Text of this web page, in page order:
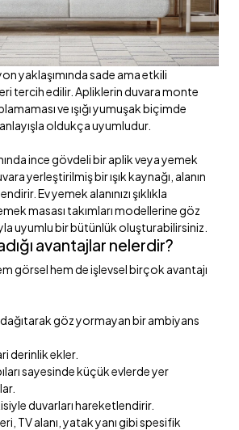
yaklaşımında sade ama etkili
tercih edilir. Apliklerin duvara monte
ve ışığı yumuşak biçimde
oldukça uyumludur.
ince gövdeli bir aplik veya yemek
yerleştirilmiş bir ışık kaynağı, alanın
Ev yemek alanınızı şıklıkla
masası takımları modellerine göz
uyumlu bir bütünlük oluşturabilirsiniz.
avantajlar nelerdir?
görsel hem de işlevsel birçok avantajı
dağıtarak göz yormayan bir ambiyans
derinlik ekler.
sayesinde küçük evlerde yer
duvarları hareketlendirir.
TV alanı, yatak yanı gibi spesifik